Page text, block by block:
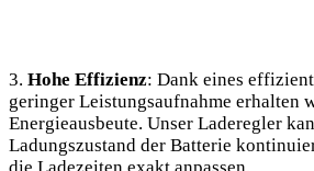
3. Hohe Effizienz: Dank eines
geringer Leistungsaufnahme erhalten
Energieausbeute. ‌Unser Laderegler
Ladungszustand der Batterie